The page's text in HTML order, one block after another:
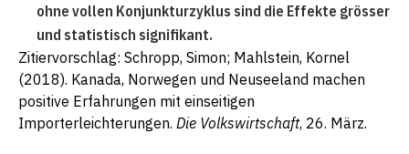
ohne vollen Konjunkturzyklus sind die Effekte grösser
und statistisch signifikant.
Zitiervorschlag: Schropp, Simon; Mahlstein, Kornel
(2018). Kanada, Norwegen und Neuseeland machen
positive Erfahrungen mit einseitigen
Importerleichterungen. Die Volkswirtschaft, 26. März.